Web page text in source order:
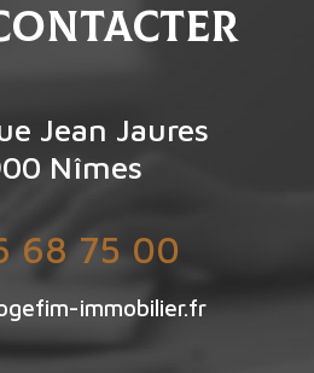
contacter
Jean Jaures
Nîmes
68 75 00
immobilier.fr